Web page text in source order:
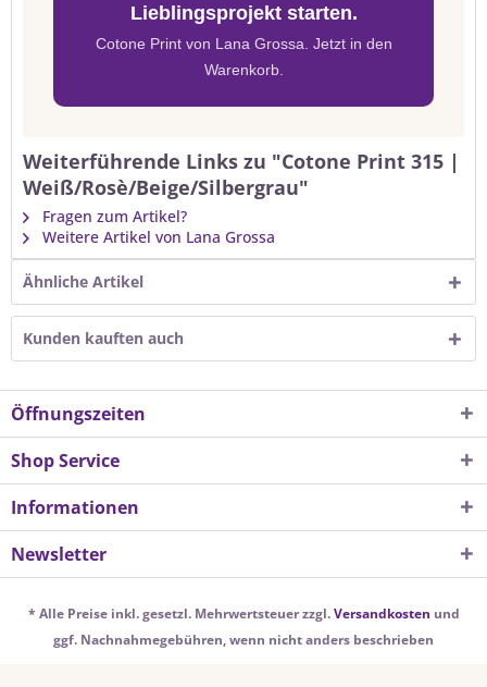
Lieblingsprojekt starten.
Cotone Print von Lana Grossa. Jetzt in den
Warenkorb.
Weiterführende Links zu "Cotone Print 315 |
Weiß/Rosè/Beige/Silbergrau"
Fragen zum Artikel?
Weitere Artikel von Lana Grossa
Ähnliche Artikel
Kunden kauften auch
Öffnungszeiten
Shop Service
Informationen
Newsletter
* Alle Preise inkl. gesetzl. Mehrwertsteuer zzgl.Versandkosten und
ggf. Nachnahmegebühren, wenn nicht anders beschrieben